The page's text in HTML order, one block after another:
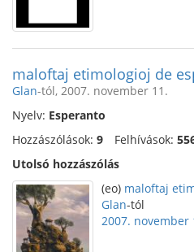
maloftaj etimologioj de
Glan-tól, 2007. november 11.
Nyelv: Esperanto
Hozzászólások: 9 Felhívások:
Utolsó hozzászólás
(eo) maloftaj
Glan-tól
2007. november